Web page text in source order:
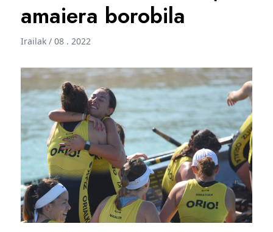
amaiera borobila
Irailak / 08 . 2022